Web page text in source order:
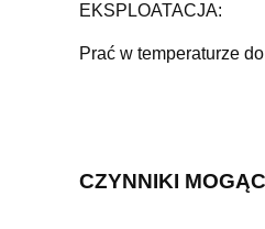
EKSPLOATACJA:
Prać w temperaturze
CZYNNIKI